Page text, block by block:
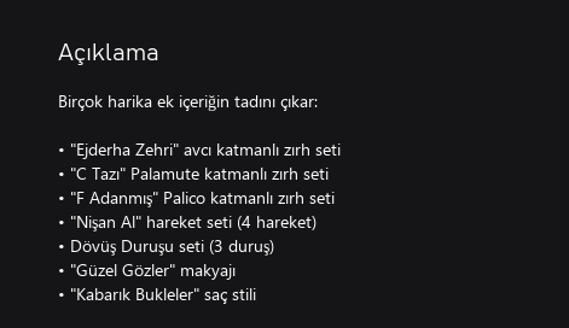
Açıklama
Birçok harika ek içeriğin tadını çıkar:
• "Ejderha Zehri" avcı katmanlı zırh seti
• "C Tazı" Palamute katmanlı zırh seti
• "F Adanmış" Palico katmanlı zırh seti
• "Nişan Al" hareket seti (4 hareket)
• Dövüş Duruşu seti (3 duruş)
• "Güzel Gözler" makyajı
• "Kabarık Bukleler" saç stili